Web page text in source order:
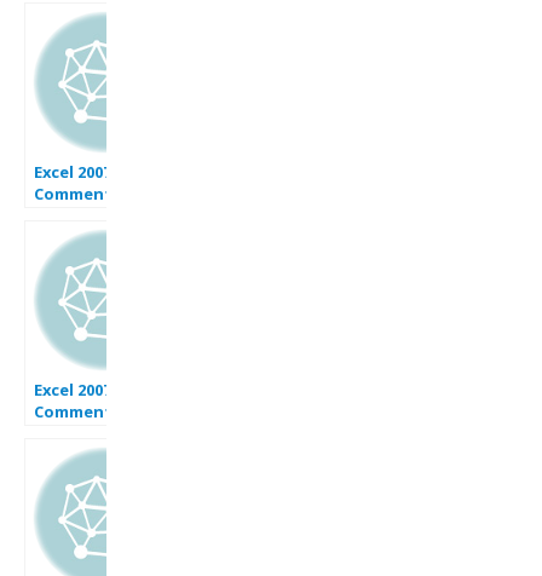
dynamique sur
Excel en moins de
5 min.
Excel 2007 :
Comment faire
dynamique sur
Excel avec
sélection de n
mois en moins de
5 min.
Excel 2007 :
Comment faire
dynamique sur
Excel en moins de
5 min.